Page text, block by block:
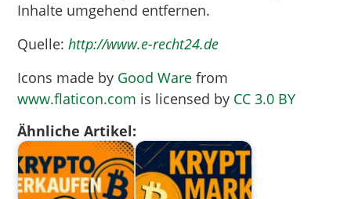
Inhalte umgehend entfernen.
Quelle:http://www.e-recht24.de
Icons made by Good Ware from
www.flaticon.com is licensed by CC 3.0 BY
Ähnliche Artikel: